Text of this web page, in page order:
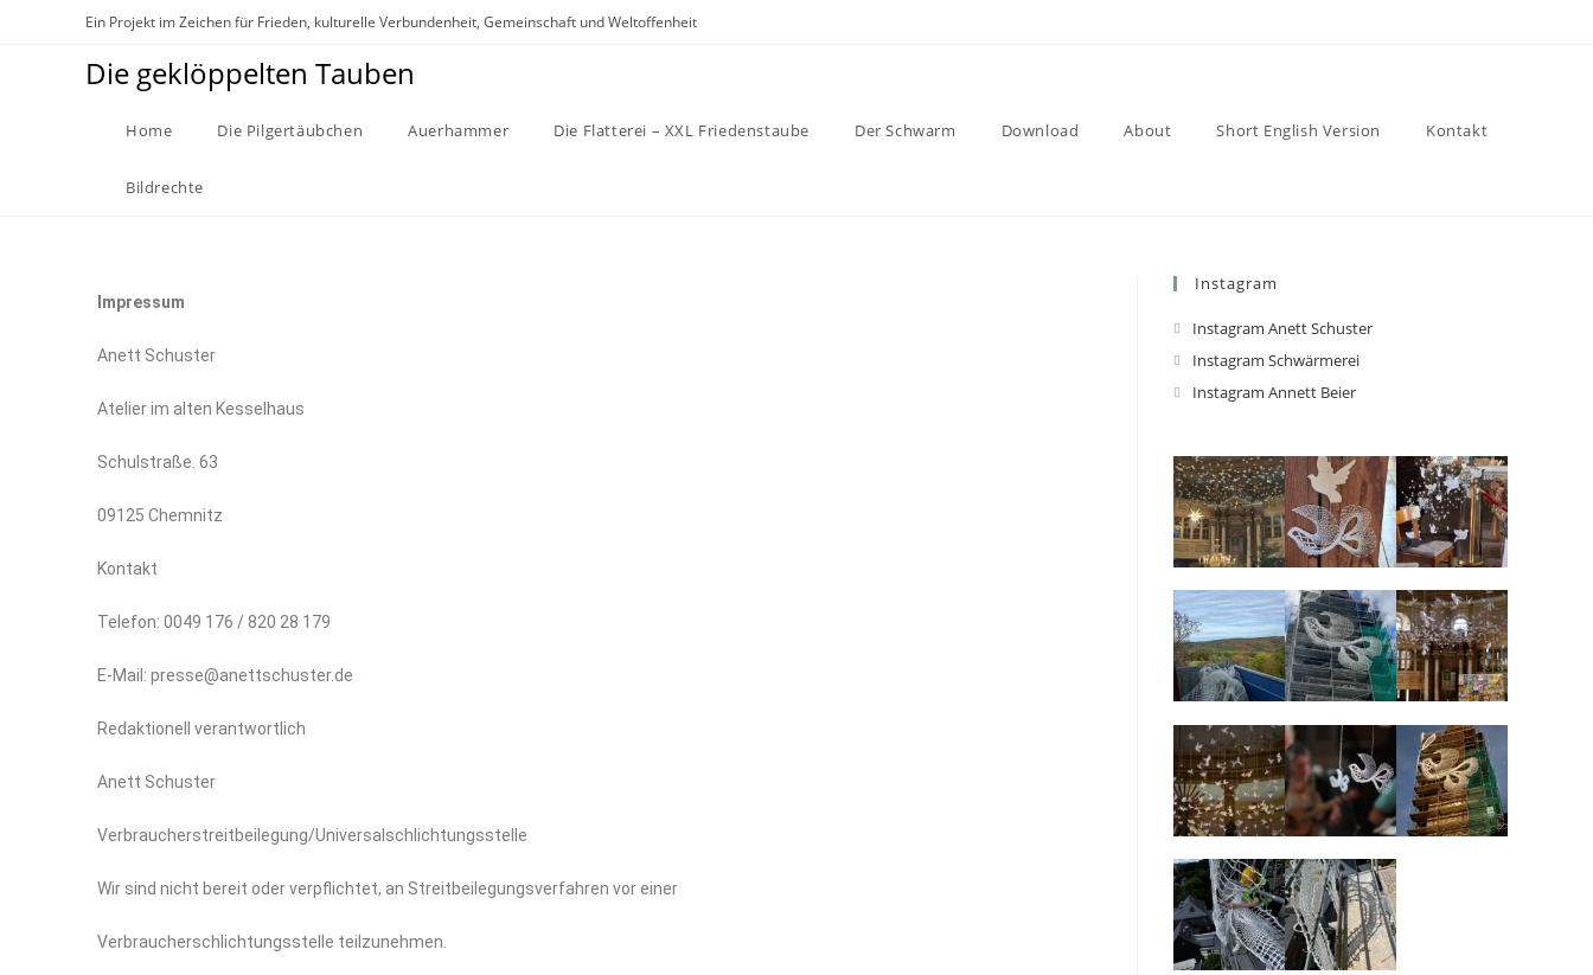
Ein Projekt im Zeichen für Frieden, kulturelle Verbundenheit, Gemeinschaft und Weltoffenheit
Die geklöppelten Tauben
Home Die Pilgertäubchen Auerhammer Die Flatterei – XXL Friedenstaube Der Schwarm Download About Short English Version Kontakt
Bildrechte
Impressum
Anett Schuster
Atelier im alten Kesselhaus
Schulstraße. 63
09125 Chemnitz
Kontakt
Telefon: 0049 176 / 820 28 179
E-Mail: presse@anettschuster.de
Redaktionell verantwortlich
Anett Schuster
Verbraucherstreitbeilegung/Universalschlichtungsstelle
Wir sind nicht bereit oder verpflichtet, an Streitbeilegungsverfahren vor einer
Verbraucherschlichtungsstelle teilzunehmen.
Instagram
Instagram Anett Schuster
Instagram Schwärmerei
Instagram Annett Beier